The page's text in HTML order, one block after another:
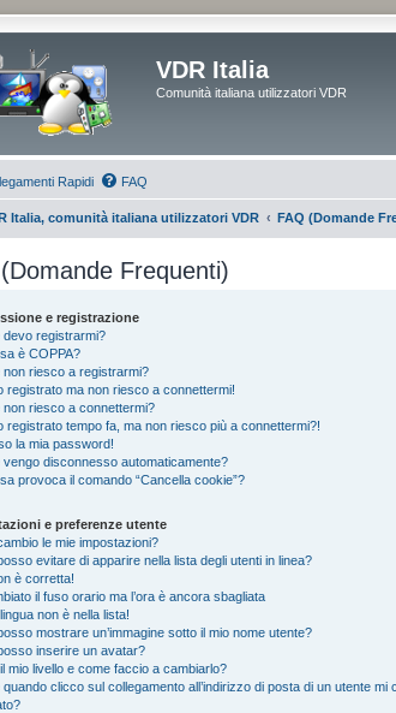
VDR Italia
Comunità italiana utilizzatori VDR
Rapidi FAQ
Italia, comunità italiana utilizzatori VDR FAQ (Domande
Frequenti)
e registrazione
devo registrarmi?
è COPPA?
non riesco a registrarmi?
registrato ma non riesco a connettermi!
non riesco a connettermi?
registrato tempo fa, ma non riesco più a connettermi?!
la mia password!
vengo disconnesso automaticamente?
provoca il comando “Cancella cookie”?
e preferenze utente
le mie impostazioni?
evitare di apparire nella lista degli utenti in linea?
è corretta!
il fuso orario ma l’ora è ancora sbagliata
non è nella lista!
mostrare un’immagine sotto il mio nome utente?
inserire un avatar?
mio livello e come faccio a cambiarlo?
quando clicco sul collegamento all’indirizzo di posta di un utente